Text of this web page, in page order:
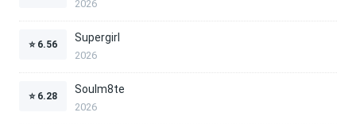
2026
⭐ 6.56
Supergirl
2026
⭐ 6.28
Soulm8te
2026